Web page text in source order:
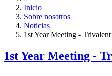
Inicio
Sobre nosotros
Noticias
1st Year Meeting - Trivalent
1st Year Meeting -